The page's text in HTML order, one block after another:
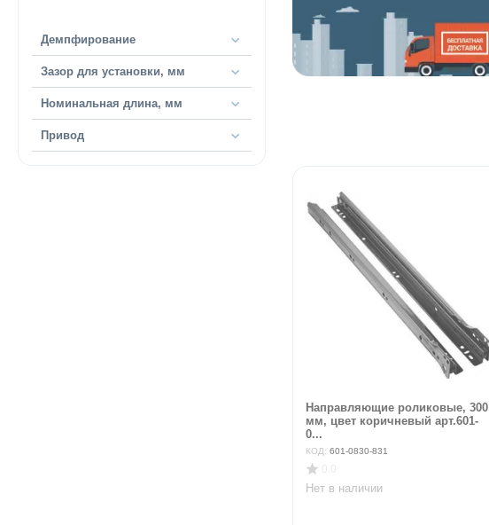
Направляющие роликовые, 300
мм, цвет коричневый арт.601-
0...
КОД: 601-0830-831
Нет в наличии
Демпфирование
Зазор для установки, мм
Номинальная длина, мм
Привод